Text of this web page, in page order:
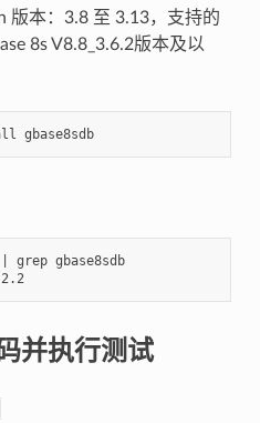
版本：3.8 至 3.13，支持的
8s V8.8_3.6.2版本及以
root@netsky:~# pip3 install gbase8sdb
gbase8sdb
gbase8sdb              0.2.2
并执行测试